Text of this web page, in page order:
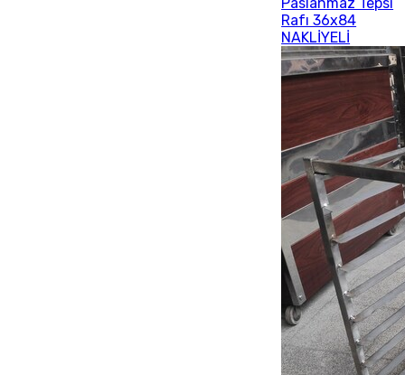
Paslanmaz Tepsi
Rafı 36x84
NAKLİYELİ